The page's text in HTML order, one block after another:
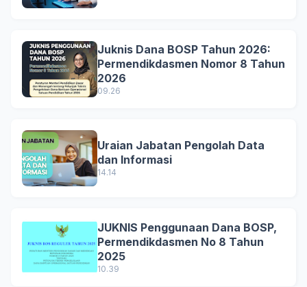
Juknis Dana BOSP Tahun 2026:
Permendikdasmen Nomor 8 Tahun
2026
09.26
Uraian Jabatan Pengolah Data
dan Informasi
14.14
JUKNIS Penggunaan Dana BOSP,
Permendikdasmen No 8 Tahun
2025
10.39